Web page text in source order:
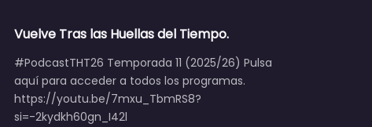
Vuelve Tras las Huellas del Tiempo.
#PodcastTHT26 Temporada 11 (2025/26) Pulsa
aquí para acceder a todos los programas.
https://youtu.be/7mxu_TbmRS8?
si=-2kydkh60gn_I42l